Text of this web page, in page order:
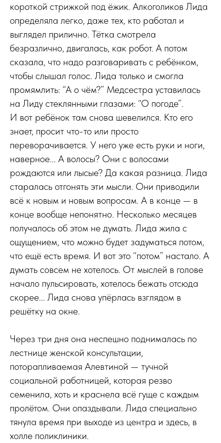
короткой стрижкой под ёжик. Алкоголиков Лида
определяла легко, даже тех, кто работал и
выглядел прилично. Тётка смотрела
безразлично, двигалась, как робот. А потом
сказала, что надо разговаривать с ребёнком,
чтобы слышал голос. Лида только и смогла
промямлить: “А о чём?” Медсестра уставилась
на Лиду стеклянными глазами: “О погоде”.
И вот ребёнок там снова шевелился. Кто его
знает, просит что-то или просто
переворачивается. У него уже есть руки и ноги,
наверное... А волосы? Они с волосами
рождаются или лысые? Да какая разница. Лида
старалась отгонять эти мысли. Они приводили
всё к новым и новым вопросам. А в конце — в
конце вообще непонятно. Несколько месяцев
получалось об этом не думать. Лида жила с
ощущением, что можно будет задуматься потом,
что ещё есть время. И вот это “потом” настало. А
думать совсем не хотелось. От мыслей в голове
начало пульсировать, хотелось бежать отсюда
скорее... Лида снова упёрлась взглядом в
решётку на окне.
Через три дня она неспешно поднималась по
лестнице женской консультации,
поторапливаемая Алевтиной — тучной
социальной работницей, которая резво
семенила, хоть и краснела всё гуще с каждым
пролётом. Они опаздывали. Лида специально
тянула время при выходе из центра и здесь, в
холле поликлиники.